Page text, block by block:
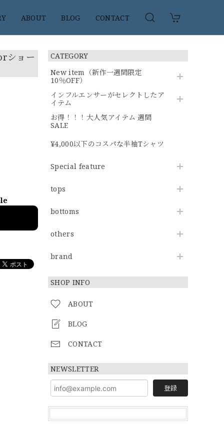
ABOUT BLOG CONTACT
CATEGORY
New item（新作一週間限定
10％OFF）
インフルエンサーがセレクトしたア
イテム
お得！！！大人気アイテム 週間
SALE
¥4,000以下のコスパな半袖Tシャツ
Special feature
tops
bottoms
others
brand
SHOP INFO
ABOUT
BLOG
CONTACT
NEWSLETTER
登録
ショー